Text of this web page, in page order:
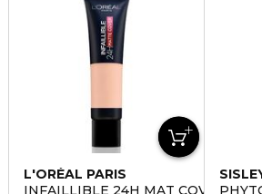
L'ORÉAL PARIS
INFAILLIBLE 24H MAT COVER